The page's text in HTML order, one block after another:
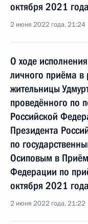
октября 2021 года
2 июня 2022 года, 21:24
О ходе
личного приёма
жительницы
проведённого по
Российской
Президента
по
Осиповым в
Федерации по
октября 2021 года
2 июня 2022 года, 21:22